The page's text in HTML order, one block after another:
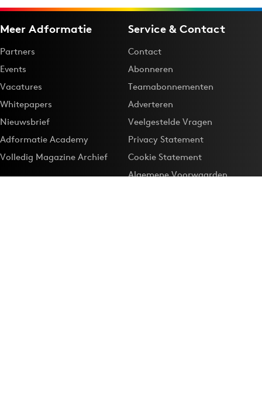
Meer Adformatie
Partners
Events
Vacatures
Whitepapers
Nieuwsbrief
Adformatie Academy
Volledig Magazine Archief
Service & Contact
Contact
Abonneren
Teamabonnementen
Adverteren
Veelgestelde Vragen
Privacy Statement
Cookie Statement
Algemene Voorwaarden